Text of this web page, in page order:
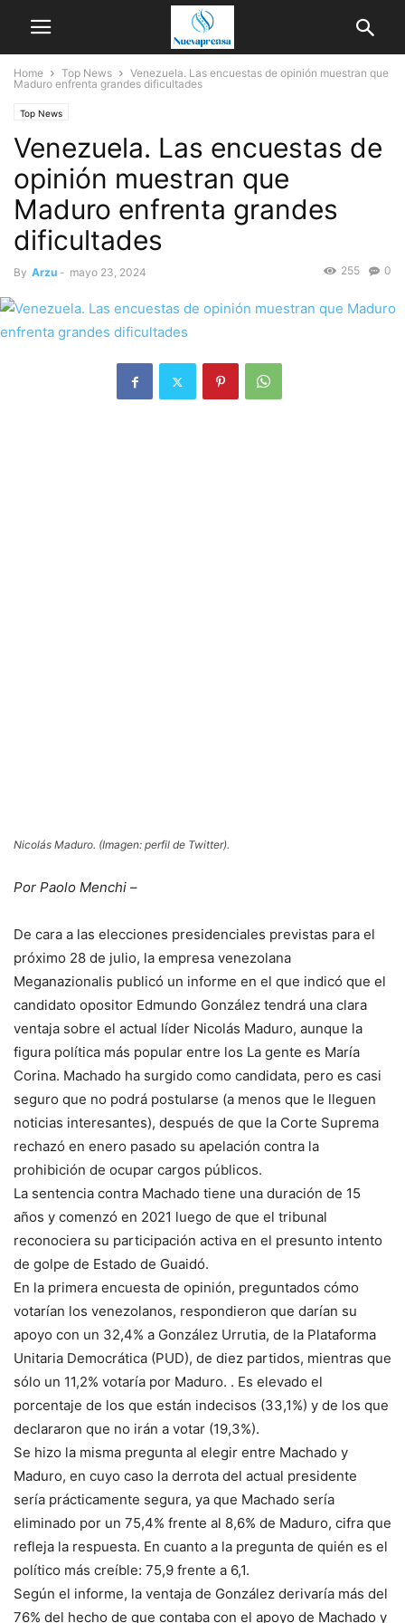
Home Top News
Venezuela. Las encuestas de opinión muestran que
Maduro enfrenta grandes dificultades
Top News
Venezuela. Las encuestas de
opinión muestran que
Maduro enfrenta grandes
dificultades
By Arzu - mayo 23, 2024 0
255
Nicolás Maduro. (Imagen: perfil de Twitter).
Por Paolo Menchi –
De cara a las elecciones presidenciales previstas para el
próximo 28 de julio, la empresa venezolana
Meganazionalis publicó un informe en el que indicó que el
candidato opositor Edmundo González tendrá una clara
ventaja sobre el actual líder Nicolás Maduro, aunque la
figura política más popular entre los La gente es María
Corina. Machado ha surgido como candidata, pero es casi
seguro que no podrá postularse (a menos que le lleguen
noticias interesantes), después de que la Corte Suprema
rechazó en enero pasado su apelación contra la
prohibición de ocupar cargos públicos.
La sentencia contra Machado tiene una duración de 15
años y comenzó en 2021 luego de que el tribunal
reconociera su participación activa en el presunto intento
de golpe de Estado de Guaidó.
En la primera encuesta de opinión, preguntados cómo
votarían los venezolanos, respondieron que darían su
apoyo con un 32,4% a González Urrutia, de la Plataforma
Unitaria Democrática (PUD), de diez partidos, mientras que
sólo un 11,2% votaría por Maduro. . Es elevado el
porcentaje de los que están indecisos (33,1%) y de los que
declararon que no irán a votar (19,3%).
Se hizo la misma pregunta al elegir entre Machado y
Maduro, en cuyo caso la derrota del actual presidente
sería prácticamente segura, ya que Machado sería
eliminado por un 75,4% frente al 8,6% de Maduro, cifra que
refleja la respuesta. En cuanto a la pregunta de quién es el
político más creíble: 75,9 frente a 6,1.
Según el informe, la ventaja de González derivaría más del
76% del hecho de que contaba con el apoyo de Machado y